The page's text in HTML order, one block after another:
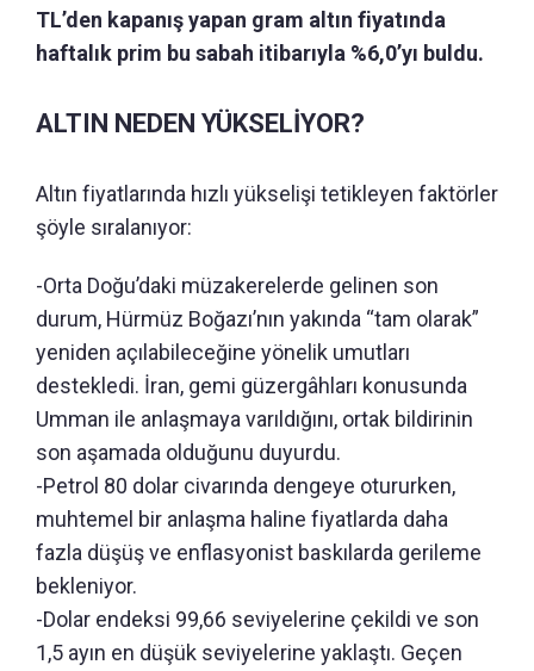
TL’den kapanış yapan gram altın fiyatında
haftalık prim bu sabah itibarıyla %6,0’yı buldu.
ALTIN NEDEN YÜKSELİYOR?
Altın fiyatlarında hızlı yükselişi tetikleyen faktörler
şöyle sıralanıyor:
-Orta Doğu’daki müzakerelerde gelinen son
durum, Hürmüz Boğazı’nın yakında “tam olarak”
yeniden açılabileceğine yönelik umutları
destekledi. İran, gemi güzergâhları konusunda
Umman ile anlaşmaya varıldığını, ortak bildirinin
son aşamada olduğunu duyurdu.
-Petrol 80 dolar civarında dengeye otururken,
muhtemel bir anlaşma haline fiyatlarda daha
fazla düşüş ve enflasyonist baskılarda gerileme
bekleniyor.
-Dolar endeksi 99,66 seviyelerine çekildi ve son
1,5 ayın en düşük seviyelerine yaklaştı. Geçen